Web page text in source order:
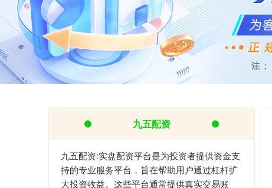
九五配资
九五配资:实盘配资平台是为投资者提供资金支
持的专业服务平台，旨在帮助用户通过杠杆扩
大投资收益。这些平台通常提供真实交易账